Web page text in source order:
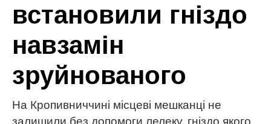
встановили гніздо
навзамін
зруйнованого
На Кропивниччині місцеві мешканці не
залишили без допомоги лелеку, гніздо якого